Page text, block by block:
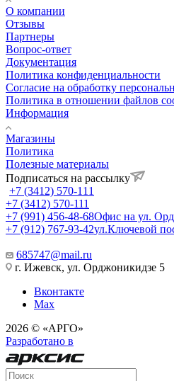
О компании
Отзывы
Партнеры
Вопрос-ответ
Документация
Политика конфиденциальности
Согласие на обработку
Политика в отношении файлов
Информация
Магазины
Политика
Полезные материалы
Подписаться на рассылку
+7 (3412) 570-111
+7 (3412) 570-111
+7 (991) 456-48-68Офис на ул.
+7 (912) 767-93-42ул.Ключевой
685747@mail.ru
г. Ижевск, ул. Орджоникидзе 5
Вконтакте
Max
2026 © «АРГО»
Разработано в